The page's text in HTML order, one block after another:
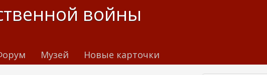
войны
Музей Новые карточки